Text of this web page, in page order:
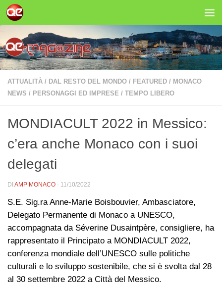
Salta al contenuto
ATTUALITÀ / DAL RESTO DEL MONDO / FEATURED / MONACO
NEWS / PERSONAGGI ED IMPRESE / TEMPO LIBERO
MONDIACULT 2022 in Messico:
c’era anche Monaco con i suoi
delegati
DI AMP MONACO · 11/10/2022
S.E. Sig.ra Anne-Marie Boisbouvier, Ambasciatore,
Delegato Permanente di Monaco a UNESCO,
accompagnata da Séverine Dusaintpère, consigliere, ha
rappresentato il Principato a MONDIACULT 2022,
conferenza mondiale dell’UNESCO sulle politiche
culturali e lo sviluppo sostenibile, che si è svolta dal 28
al 30 settembre 2022 a Città del Messico.